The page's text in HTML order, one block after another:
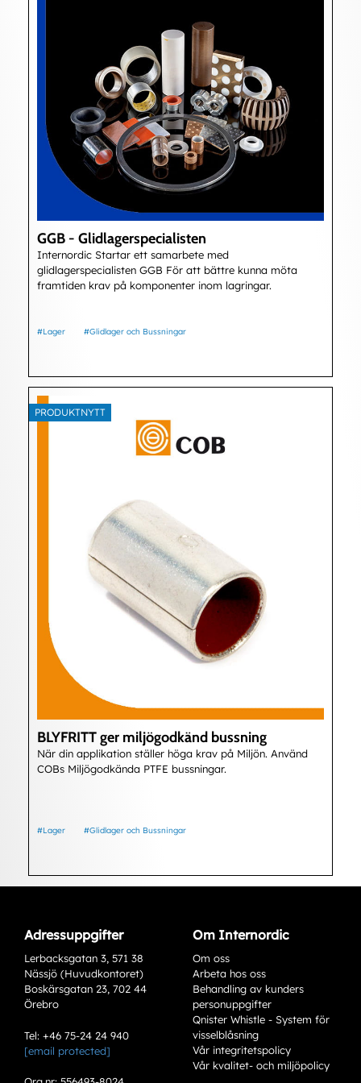
GGB - Glidlagerspecialisten
Internordic Startar ett samarbete med
glidlagerspecialisten GGB För att bättre kunna möta
framtiden krav på komponenter inom lagringar.
#Lager #Glidlager och Bussningar
BLYFRITT ger miljögodkänd bussning
När din applikation ställer höga krav på Miljön. Använd
COBs Miljögodkända PTFE bussningar.
#Lager #Glidlager och Bussningar
PRODUKTNYTT
Adressuppgifter
Lerbacksgatan 3, 571 38
Nässjö (Huvudkontoret)
Boskärsgatan 23, 702 44
Örebro
Tel: +46 75-24 24 940
[email protected]
Om Internordic
Om oss
Arbeta hos oss
Behandling av kunders
personuppgifter
Qnister Whistle - System för
visselblåsning
Vår integritetspolicy
Vår kvalitet- och miljöpolicy